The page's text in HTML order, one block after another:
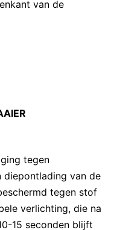
van de
tegen
van de
tegen stof
verlichting, die na
15 seconden blijft